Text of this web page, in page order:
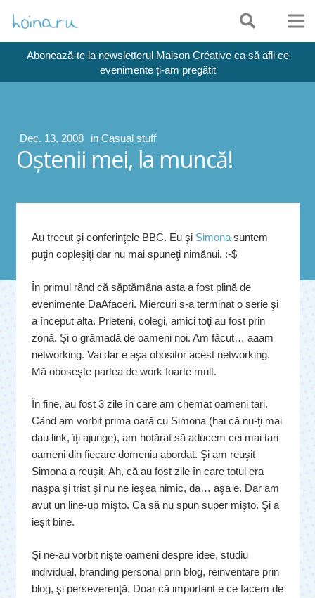
Abonează-te la newsletterul Maison Créative ca să afli ce
evenimente ți-am pregătit
Dec. 13, 2008 in Casual stuff
Oştenii mei, la muncă!
Au trecut şi conferinţele BBC. Eu şi Simona suntem
puţin copleşiţi dar nu mai spuneţi nimănui. :-$
În primul rând că săptămâna asta a fost plină de
evenimente DaAfaceri. Miercuri s-a terminat o serie şi
a început alta. Prieteni, colegi, amici toţi au fost prin
zonă. Şi o grămadă de oameni noi. Am făcut… aaam
networking. Vai dar e aşa obositor acest networking.
Mă oboseşte partea de work foarte mult.
În fine, au fost 3 zile în care am chemat oameni tari.
Când am vorbit prima oară cu Simona (hai că nu-ţi mai
dau link, îţi ajunge), am hotărât să aducem cei mai tari
oameni din fiecare domeniu abordat. Şi am reuşit
Simona a reuşit. Ah, că au fost zile în care totul era
naşpa şi trist şi nu ne ieşea nimic, da… aşa e. Dar am
avut un line-up mişto. Ca să nu spun super mişto. Şi a
ieşit bine.
Şi ne-au vorbit nişte oameni despre idee, studiu
individual, branding personal prin blog, reinventare prin
blog, şi perseverenţă. Doar că important e ce facem de